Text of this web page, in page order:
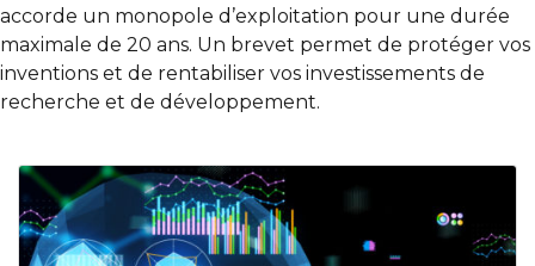
accorde un monopole d’exploitation pour une durée
maximale de 20 ans. Un brevet permet de protéger vos
inventions et de rentabiliser vos investissements de
recherche et de développement.